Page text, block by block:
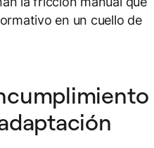
en un cuello de